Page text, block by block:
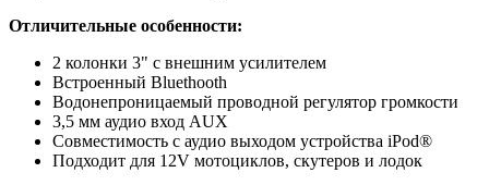
Отличительные особенности:
2 колонки 3" с внешним усилителем
Встроенный Bluethooth
Водонепроницаемый проводной регулятор громкости
3,5 мм аудио вход AUX
Совместимость с аудио выходом устройства iPod®
Подходит для 12V мотоциклов, скутеров и лодок